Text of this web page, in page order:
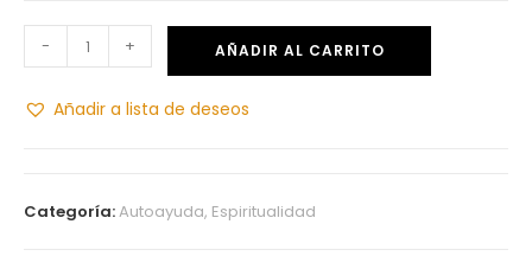
- + AÑADIR AL CARRITO
Añadir a lista de deseos
Categoría:Autoayuda, Espiritualidad